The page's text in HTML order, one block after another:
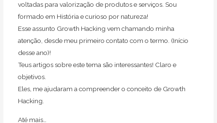
voltadas para valorização de produtos e serviços. Sou
formado em História e curioso por natureza!
Esse assunto Growth Hacking vem chamando minha
atenção, desde meu primeiro contato com o termo. (Início
desse ano)!
Teus artigos sobre este tema são interessantes! Claro e
objetivos.
Eles, me ajudaram a compreender o conceito de Growth
Hacking.
Até mais…